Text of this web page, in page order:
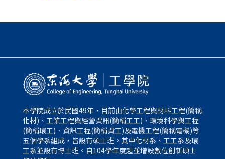
本學院成立於民國49年，目前由化學工程與材料工程(簡稱
化材)、工業工程與經營資訊(簡稱工工)、環境科學與工程
(簡稱環工)、資訊工程(簡稱資工)及電機工程(簡稱電機)等
五個學系組成，皆設有碩士班。其中化材系、工工系及環
工系並設有博士班。自104學年度起並增設數位創新碩士